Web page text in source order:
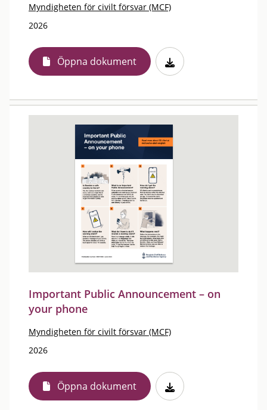
Myndigheten för civilt försvar (MCF)
2026
Öppna dokument
Important Public Announcement – on
your phone
Myndigheten för civilt försvar (MCF)
2026
Öppna dokument